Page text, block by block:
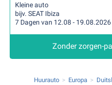
Kleine auto
bijv. SEAT Ibiza
7 Dagen van 12.08 - 19.08.2026
Zonder zorgen-
Huurauto Europa